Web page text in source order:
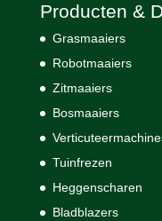
Producten &
Grasmaaiers
Robotmaaiers
Zitmaaiers
Bosmaaiers
Tuinfrezen
Heggenscharen
Bladblazers